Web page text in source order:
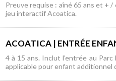
Preuve requise : aîné 65 ans et +
jeu interactif Acoatica.
ACOATICA | ENTRÉE
4 à 15 ans. Inclut l’entrée au
applicable pour enfant additionnel